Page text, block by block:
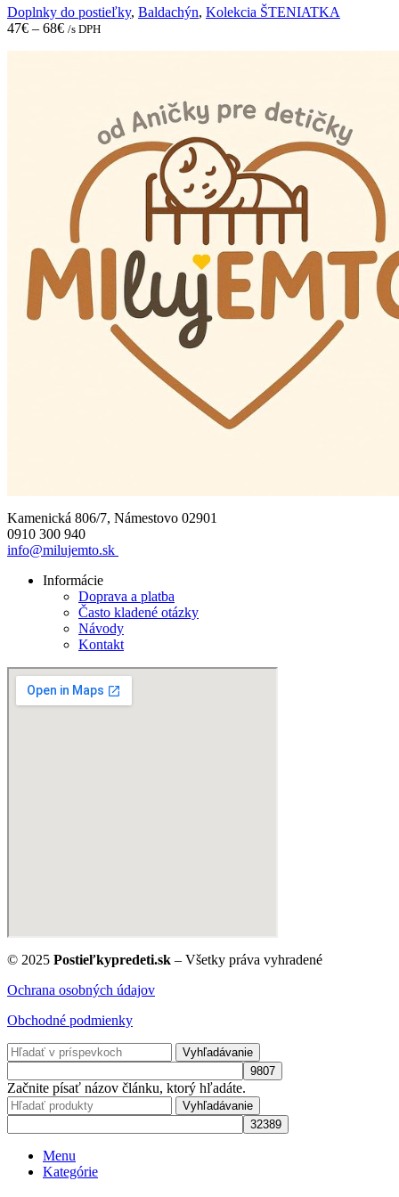
may
be
on
Doplnky do postieľky, Baldachýn, Kolekcia ŠTENIATKA
47€ – 68€ /s DPH
Kamenická 806/7, Námestovo 02901
0910 300 940
info@milujemto.sk
Informácie
Doprava a platba
Často kladené otázky
Návody
Kontakt
© 2025 Postieľkypredeti.sk – Všetky práva vyhradené
Ochrana osobných údajov
Obchodné podmienky
Vyhľadávanie
Začnite písať názov článku, ktorý hľadáte.
Vyhľadávanie
Menu
Kategórie